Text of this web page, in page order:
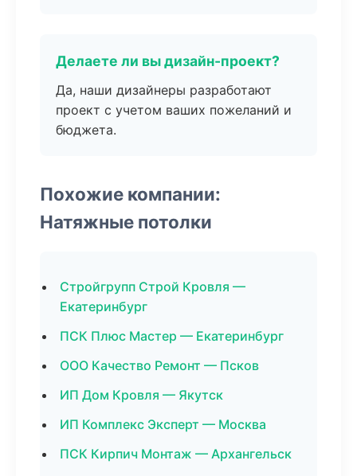
Делаете ли вы дизайн-проект?
Да, наши дизайнеры разработают
проект с учетом ваших пожеланий и
бюджета.
Похожие компании:
Натяжные потолки
Стройгрупп Строй Кровля —
Екатеринбург
ПСК Плюс Мастер — Екатеринбург
ООО Качество Ремонт — Псков
ИП Дом Кровля — Якутск
ИП Комплекс Эксперт — Москва
ПСК Кирпич Монтаж — Архангельск